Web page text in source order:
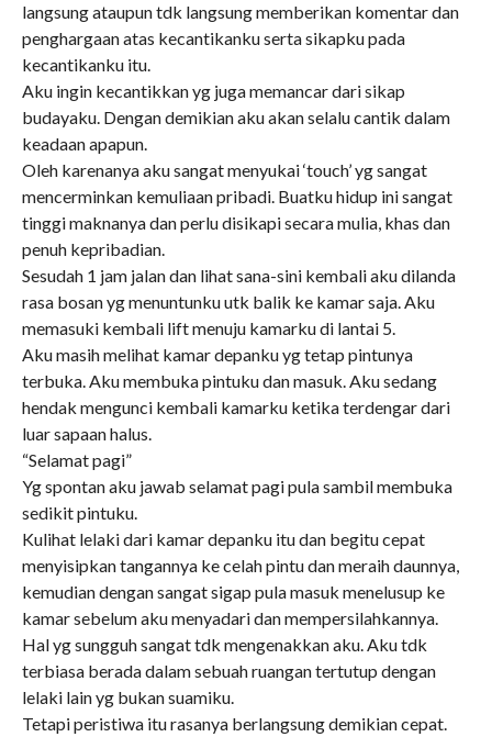
langsung ataupun tdk langsung memberikan komentar dan
penghargaan atas kecantikanku serta sikapku pada
kecantikanku itu.
Aku ingin kecantikkan yg juga memancar dari sikap
budayaku. Dengan demikian aku akan selalu cantik dalam
keadaan apapun.
Oleh karenanya aku sangat menyukai ‘touch’ yg sangat
mencerminkan kemuliaan pribadi. Buatku hidup ini sangat
tinggi maknanya dan perlu disikapi secara mulia, khas dan
penuh kepribadian.
Sesudah 1 jam jalan dan lihat sana-sini kembali aku dilanda
rasa bosan yg menuntunku utk balik ke kamar saja. Aku
memasuki kembali lift menuju kamarku di lantai 5.
Aku masih melihat kamar depanku yg tetap pintunya
terbuka. Aku membuka pintuku dan masuk. Aku sedang
hendak mengunci kembali kamarku ketika terdengar dari
luar sapaan halus.
“Selamat pagi”
Yg spontan aku jawab selamat pagi pula sambil membuka
sedikit pintuku.
Kulihat lelaki dari kamar depanku itu dan begitu cepat
menyisipkan tangannya ke celah pintu dan meraih daunnya,
kemudian dengan sangat sigap pula masuk menelusup ke
kamar sebelum aku menyadari dan mempersilahkannya.
Hal yg sungguh sangat tdk mengenakkan aku. Aku tdk
terbiasa berada dalam sebuah ruangan tertutup dengan
lelaki lain yg bukan suamiku.
Tetapi peristiwa itu rasanya berlangsung demikian cepat.